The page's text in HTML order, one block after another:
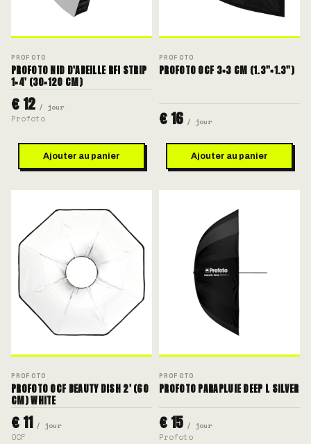
PROFOTO
PROFOTO NID D'ABEILLE RFI STRIP
1×4' (30×120 CM)
€ 12 / jour
Profoto
Ajouter au panier
PROFOTO
PROFOTO OCF 3×3 CM (1.3"×1.3")
€ 16 / jour
Ajouter au panier
PROFOTO
PROFOTO OCF BEAUTY DISH 2' (60
CM) WHITE
€ 11 / jour
OCF
PROFOTO
PROFOTO PARAPLUIE DEEP L SILVER
€ 15 / jour
Profoto